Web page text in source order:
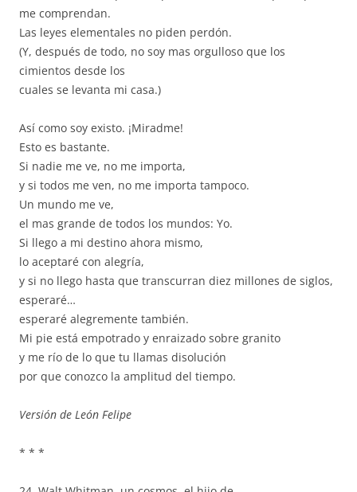
me comprendan.
Las leyes elementales no piden perdón.
(Y, después de todo, no soy mas orgulloso que los
cimientos desde los
cuales se levanta mi casa.)
Así como soy existo. ¡Miradme!
Esto es bastante.
Si nadie me ve, no me importa,
y si todos me ven, no me importa tampoco.
Un mundo me ve,
el mas grande de todos los mundos: Yo.
Si llego a mi destino ahora mismo,
lo aceptaré con alegría,
y si no llego hasta que transcurran diez millones de siglos,
esperaré…
esperaré alegremente también.
Mi pie está empotrado y enraizado sobre granito
y me río de lo que tu llamas disolución
por que conozco la amplitud del tiempo.
Versión de León Felipe
* * *